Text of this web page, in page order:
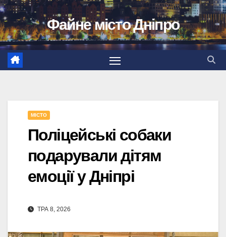
Перейти
до
вмісту
Файне місто Дніпро
МІСТО
Поліцейські собаки
подарували дітям
емоції у Дніпрі
ТРА 8, 2026